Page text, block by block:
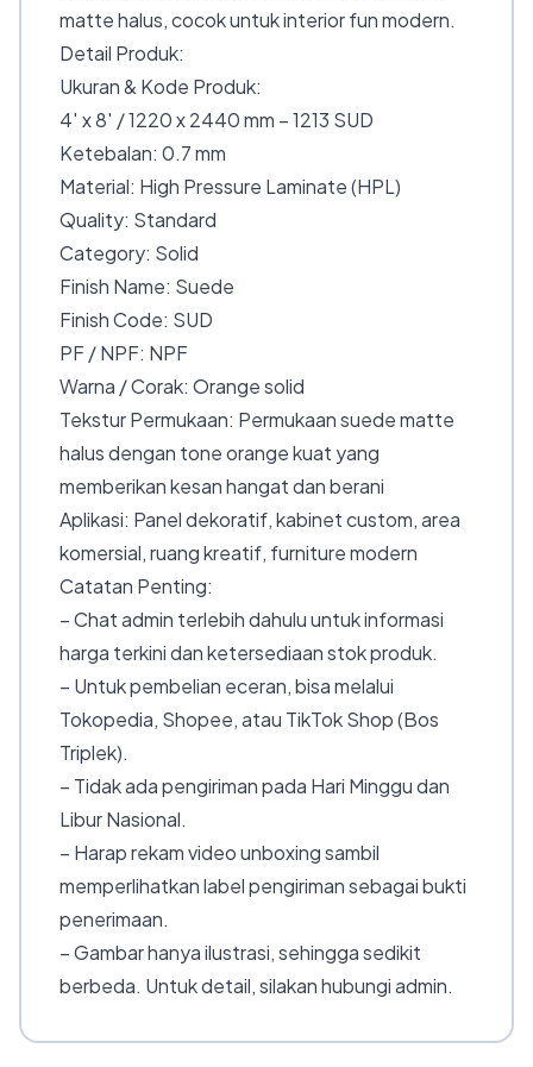
matte halus, cocok untuk interior fun modern.
Detail Produk:
Ukuran & Kode Produk:
4′ x 8′ / 1220 x 2440 mm – 1213 SUD
Ketebalan: 0.7 mm
Material: High Pressure Laminate (HPL)
Quality: Standard
Category: Solid
Finish Name: Suede
Finish Code: SUD
PF / NPF: NPF
Warna / Corak: Orange solid
Tekstur Permukaan: Permukaan suede matte
halus dengan tone orange kuat yang
memberikan kesan hangat dan berani
Aplikasi: Panel dekoratif, kabinet custom, area
komersial, ruang kreatif, furniture modern
Catatan Penting:
– Chat admin terlebih dahulu untuk informasi
harga terkini dan ketersediaan stok produk.
– Untuk pembelian eceran, bisa melalui
Tokopedia, Shopee, atau TikTok Shop (Bos
Triplek).
– Tidak ada pengiriman pada Hari Minggu dan
Libur Nasional.
– Harap rekam video unboxing sambil
memperlihatkan label pengiriman sebagai bukti
penerimaan.
– Gambar hanya ilustrasi, sehingga sedikit
berbeda. Untuk detail, silakan hubungi admin.